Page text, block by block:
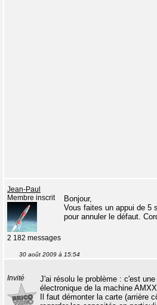
Jean-Paul
Membre inscrit
2 182 messages
Bonjour,
Vous faites un appui de 5
pour annuler le défaut.
30 août 2009 à 15:54
Invité
J'ai résolu le problème : c'est
électronique de la machine
Il faut démonter la carte (arrière